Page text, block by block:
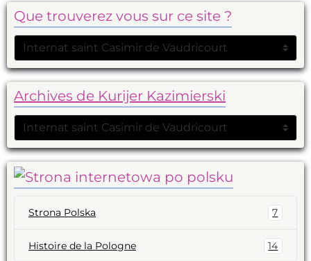
Que trouverez vous sur ce site ?
Archives de Kurijer Kazimierski
Strona Polska 7
Histoire de la Pologne 14